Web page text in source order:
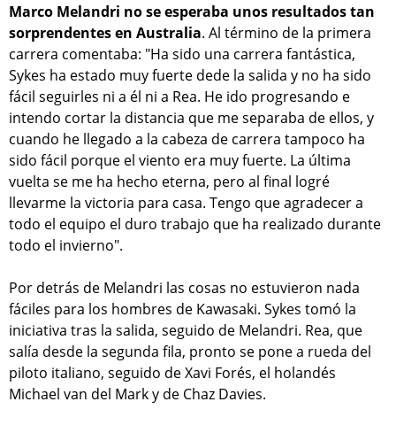
Marco Melandri no se esperaba unos resultados tan
sorprendentes en Australia. Al término de la primera
carrera comentaba: "Ha sido una carrera fantástica,
Sykes ha estado muy fuerte dede la salida y no ha sido
fácil seguirles ni a él ni a Rea. He ido progresando e
intendo cortar la distancia que me separaba de ellos, y
cuando he llegado a la cabeza de carrera tampoco ha
sido fácil porque el viento era muy fuerte. La última
vuelta se me ha hecho eterna, pero al final logré
llevarme la victoria para casa. Tengo que agradecer a
todo el equipo el duro trabajo que ha realizado durante
todo el invierno".
Por detrás de Melandri las cosas no estuvieron nada
fáciles para los hombres de Kawasaki. Sykes tomó la
iniciativa tras la salida, seguido de Melandri. Rea, que
salía desde la segunda fila, pronto se pone a rueda del
piloto italiano, seguido de Xavi Forés, el holandés
Michael van del Mark y de Chaz Davies.